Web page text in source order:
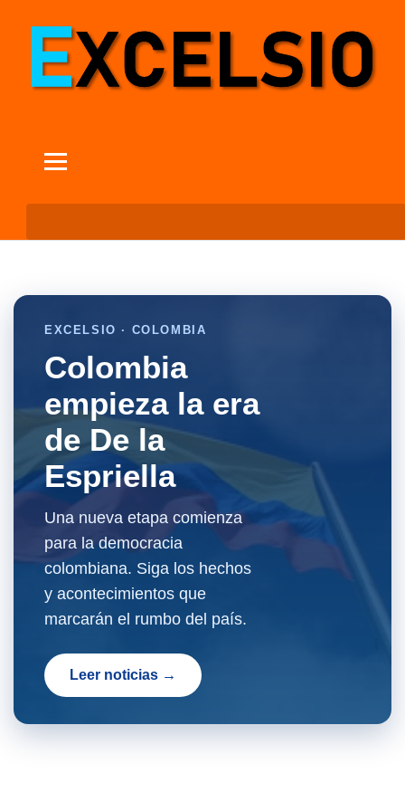
EXCELSIO · COLOMBIA
Colombia
empieza la era
de De la
Espriella
Una nueva etapa comienza
para la democracia
colombiana. Siga los hechos
y acontecimientos que
marcarán el rumbo del país.
Leer noticias →